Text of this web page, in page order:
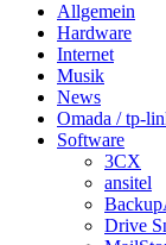
Allgemein
Hardware
Internet
Musik
News
Omada / tp-
Software
3CX
ansitel
Drive